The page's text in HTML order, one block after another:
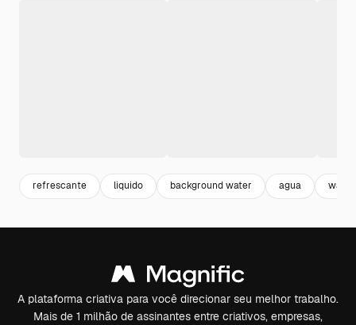
refrescante liquido background water agua water
A plataforma criativa para você direcionar seu melhor trabalho.
Mais de 1 milhão de assinantes entre criativos, empresas,